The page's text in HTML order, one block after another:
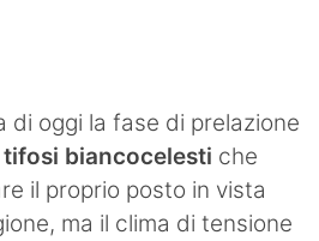
di oggi la fase di prelazione
tifosi biancocelesti che
il proprio posto in vista
ma il clima di tensione